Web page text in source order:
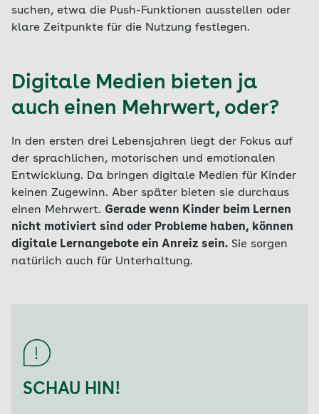
suchen, etwa die Push-Funktionen ausstellen oder
klare Zeitpunkte für die Nutzung festlegen.
Digitale Medien bieten ja
auch einen Mehrwert, oder?
In den ersten drei Lebensjahren liegt der Fokus auf
der sprachlichen, motorischen und emotionalen
Entwicklung. Da bringen digitale Medien für Kinder
keinen Zugewinn. Aber später bieten sie durchaus
einen Mehrwert. Gerade wenn Kinder beim Lernen
nicht motiviert sind oder Probleme haben, können
digitale Lernangebote ein Anreiz sein. Sie sorgen
natürlich auch für Unterhaltung.
SCHAU HIN!